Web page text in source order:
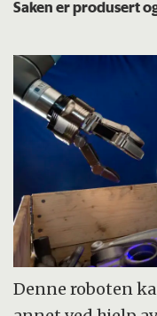
Saken er produsert
Denne roboten